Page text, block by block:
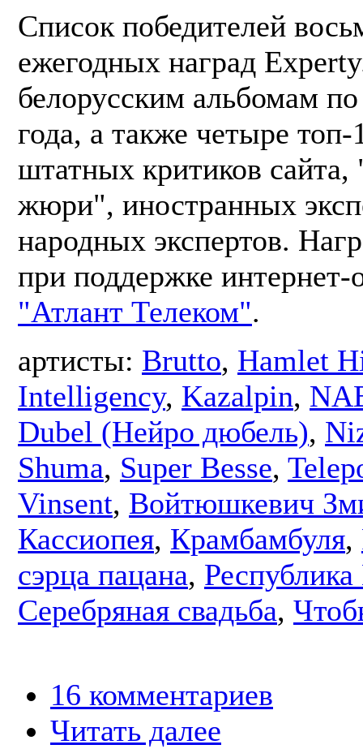
Список победителей
ежегодных наград
белорусским альбомам
года, а также четыре
штатных критиков сайта,
жюри", иностранных
народных экспертов.
при поддержке интернет-
"Атлант Телеком".
артисты: Brutto, Hamlet
Intelligency, Kazalpin,
Dubel (Нейро дюбель),
Shuma, Super Besse,
Vinsent, Войтюшкевич
Кассиопея, Крамбамбуля,
сэрца пацана,
Серебряная свадьба,
16 комментариев
Читать далее